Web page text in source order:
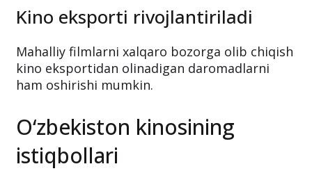
Kino eksporti rivojlantiriladi
Mahalliy filmlarni xalqaro bozorga olib chiqish
kino eksportidan olinadigan daromadlarni
ham oshirishi mumkin.
O‘zbekiston kinosining
istiqbollari